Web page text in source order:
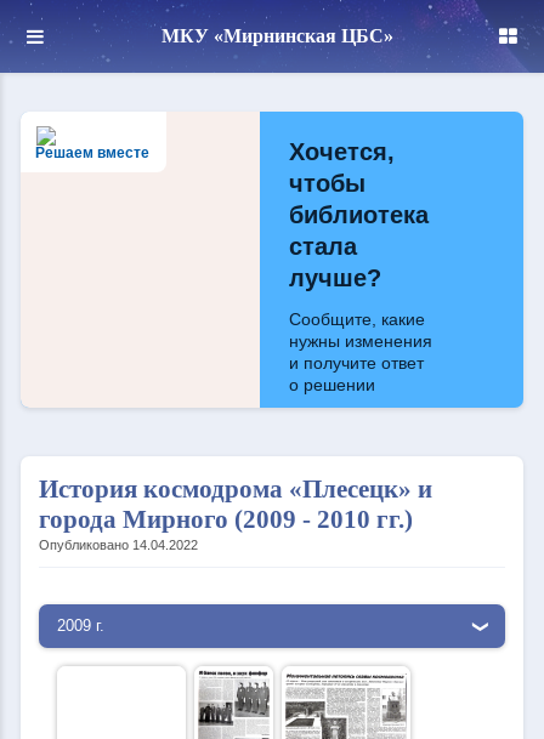
МКУ «Мирнинская ЦБС»
Решаем вместе
Хочется,
чтобы
библиотека
стала
лучше?
Сообщите, какие
нужны изменения
и получите ответ
о решении
Написать
История космодрома «Плесецк» и
города Мирного (2009 - 2010 гг.)
Опубликовано 14.04.2022
2009 г.